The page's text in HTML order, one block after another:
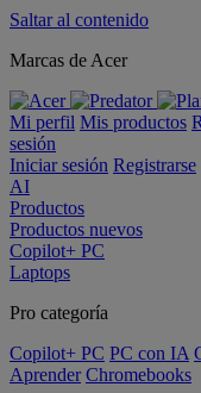
Saltar al contenido
Marcas de Acer
Mi perfil Mis productos
sesión
Iniciar sesión Registrarse
AI
Productos
Productos nuevos
Copilot+ PC
Laptops
Pro categoría
Copilot+ PC PC con IA
Aprender Chromebooks